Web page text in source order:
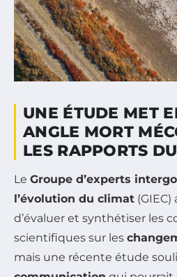
UNE ÉTUDE MET
ANGLE MORT
LES RAPPORTS
Le Groupe d’experts
l’évolution du climat
d’évaluer et synthétiser les
scientifiques sur les
mais une récente étude